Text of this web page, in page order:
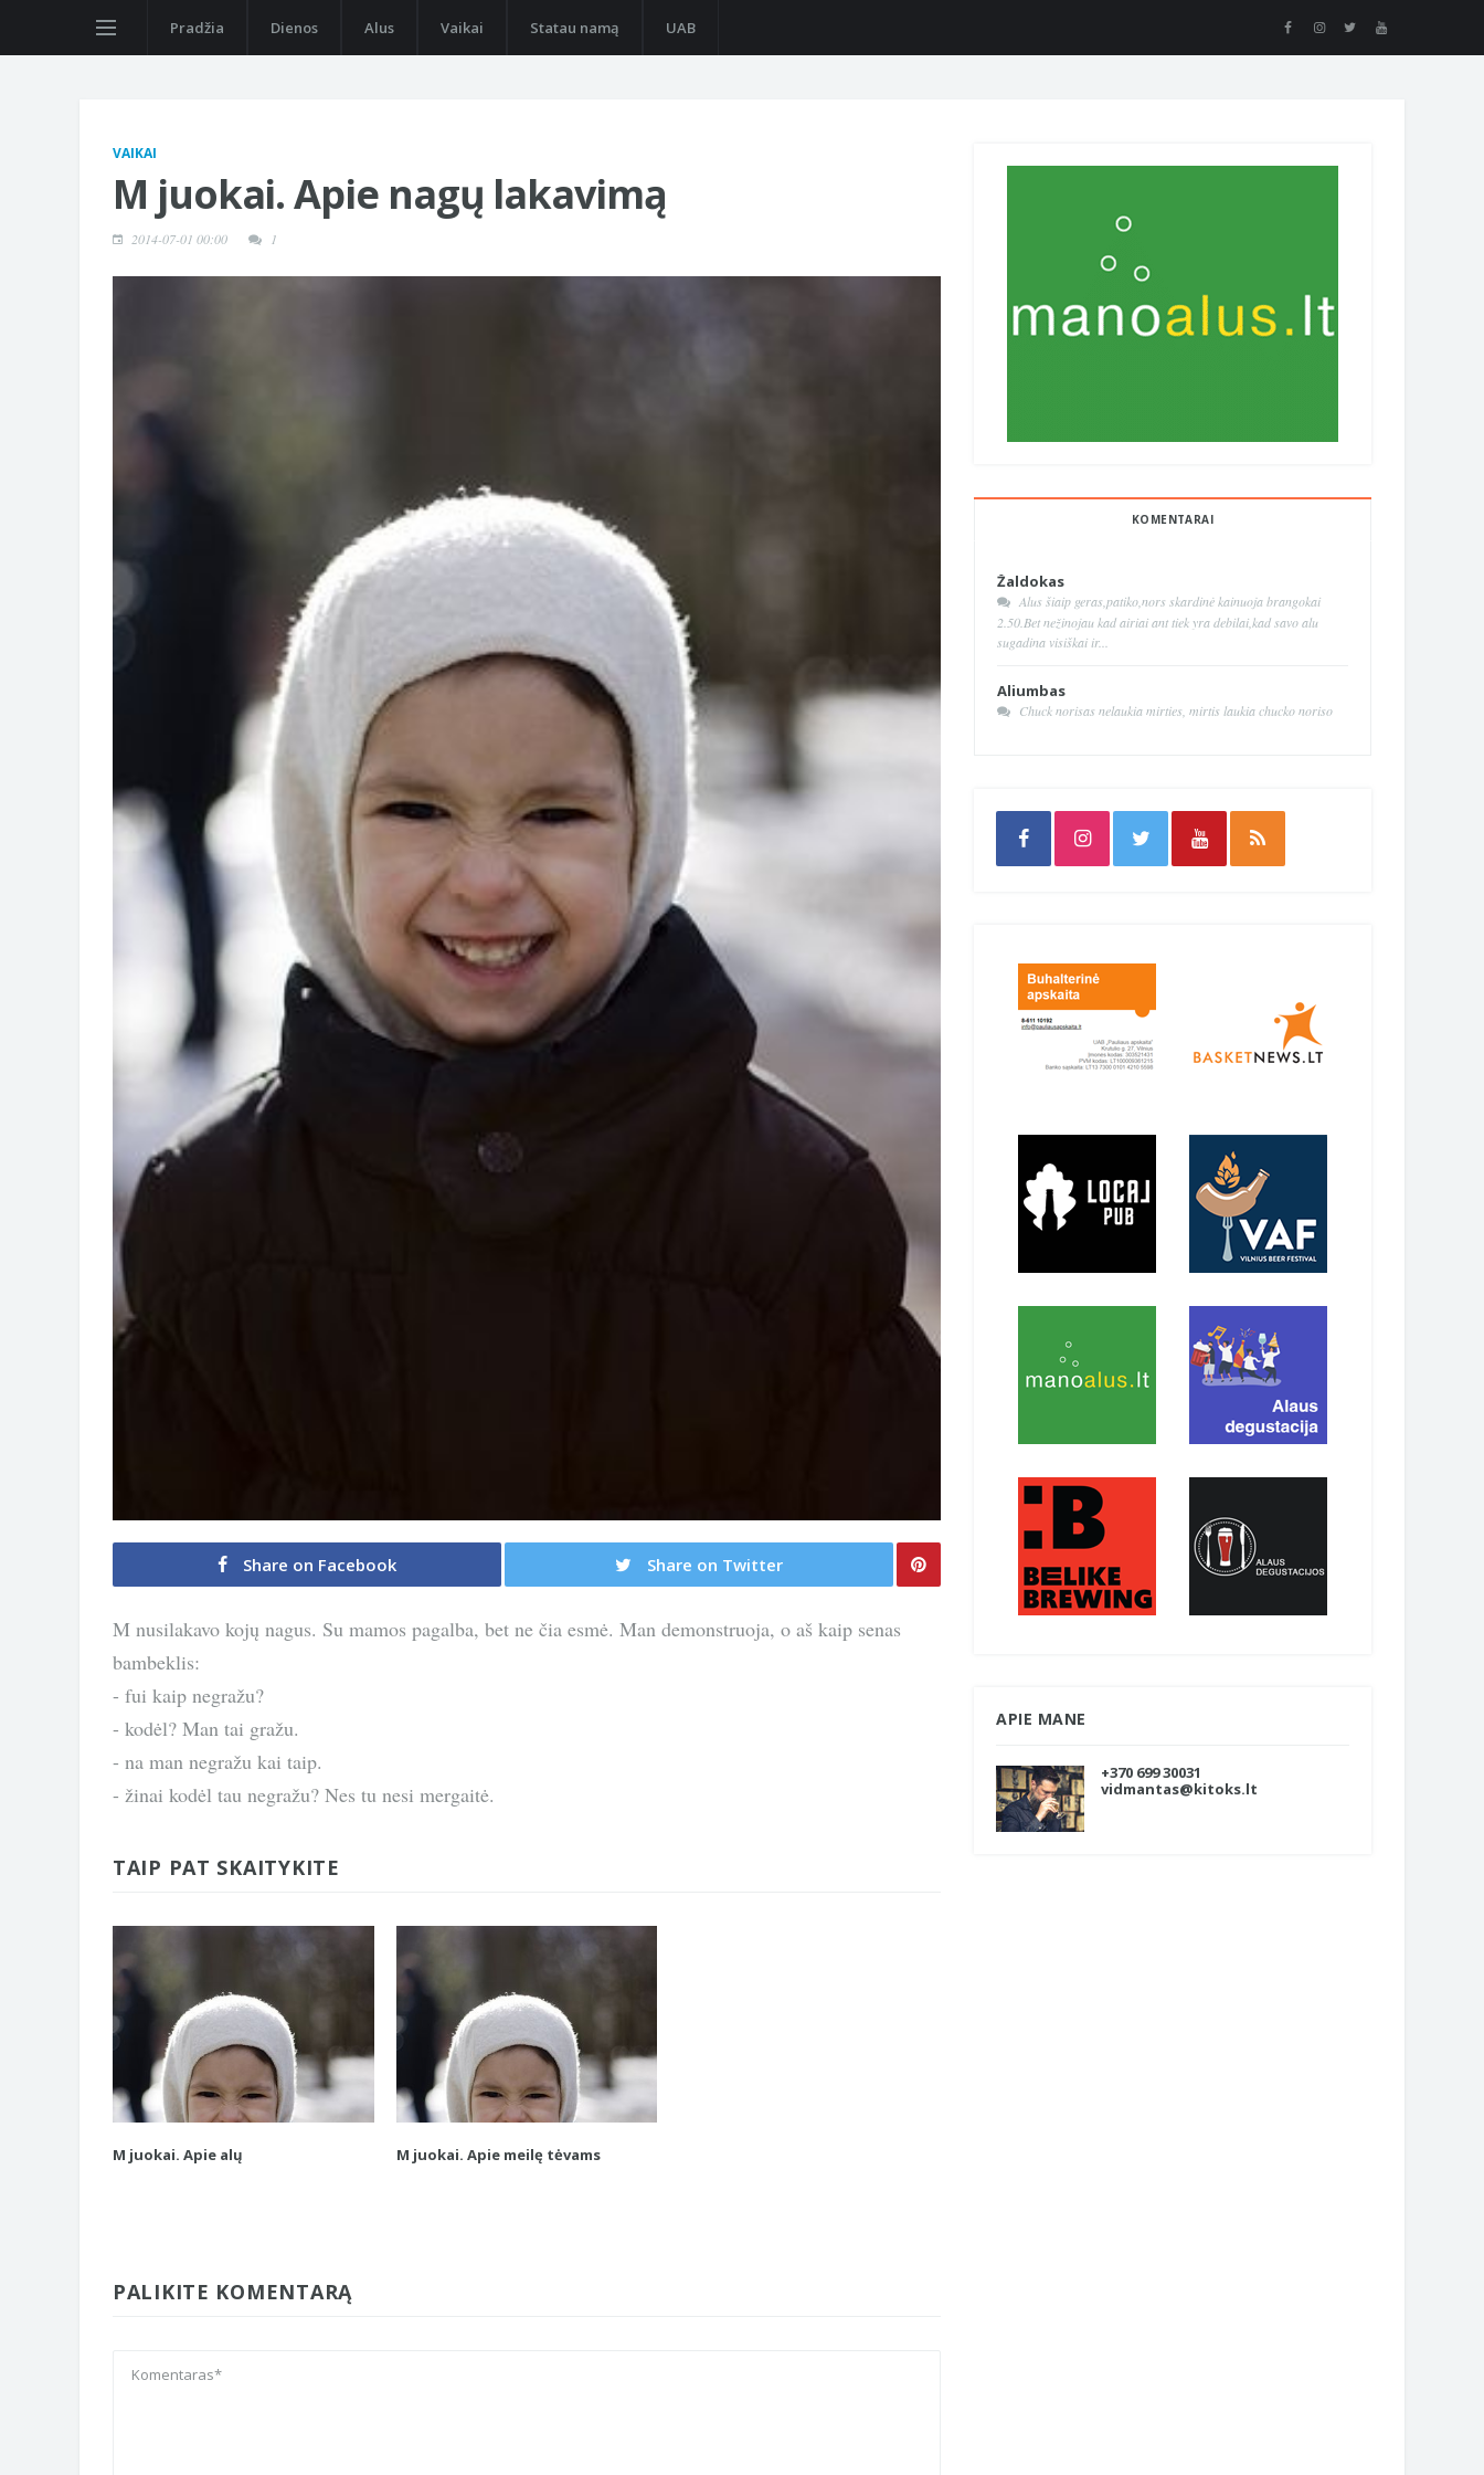
Pradžia Dienos Alus Vaikai Statau namą UAB
VAIKAI
M juokai. Apie nagų lakavimą
2014-07-01 00:00 1
Share on Facebook Share on Twitter
M nusilakavo kojų nagus. Su mamos pagalba, bet ne čia esmė. Man demonstruoja, o aš kaip senas
bambeklis:
- fui kaip negražu?
- kodėl? Man tai gražu.
- na man negražu kai taip.
- žinai kodėl tau negražu? Nes tu nesi mergaitė.
TAIP PAT SKAITYKITE
M juokai. Apie alų M juokai. Apie meilę tėvams
PALIKITE KOMENTARĄ
KOMENTARAI
Žaldokas
Alus šiaip geras,patiko,nors skardinė kainuoja brangokai
2.50.Bet nežinojau kad airiai ant tiek yra debilai,kad savo alu
sugadina visiškai ir...
Aliumbas
Chuck norisas nelaukia mirties, mirtis laukia chucko noriso
APIE MANE
+370 699 30031
vidmantas@kitoks.lt